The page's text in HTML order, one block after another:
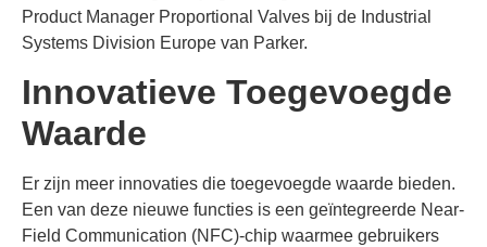
Product Manager Proportional Valves bij de Industrial
Systems Division Europe van Parker.
Innovatieve Toegevoegde
Waarde
Er zijn meer innovaties die toegevoegde waarde bieden.
Een van deze nieuwe functies is een geïntegreerde Near-
Field Communication (NFC)-chip waarmee gebruikers